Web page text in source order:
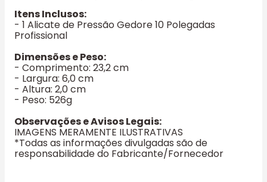
Itens Inclusos:
- 1 Alicate de Pressão Gedore 10 Polegadas
Profissional
Dimensões e Peso:
- Comprimento: 23,2 cm
- Largura: 6,0 cm
- Altura: 2,0 cm
- Peso: 526g
Observações e Avisos Legais:
IMAGENS MERAMENTE ILUSTRATIVAS
*Todas as informações divulgadas são de
responsabilidade do Fabricante/Fornecedor